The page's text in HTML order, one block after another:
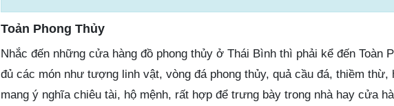
Toản Phong Thủy
Nhắc đến những cửa hàng đồ phong thủy ở Thái Bình thì phải kể đến Toàn
đủ các món như tượng linh vật, vòng đá phong thủy, quả cầu đá, thiềm
mang ý nghĩa chiêu tài, hộ mệnh, rất hợp để trưng bày trong nhà hay cửa